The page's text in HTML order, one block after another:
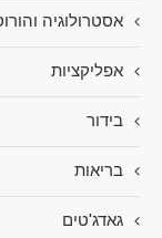
אסטרולוגיה
אפליקציות
בידור
בריאות
גאדג'טים